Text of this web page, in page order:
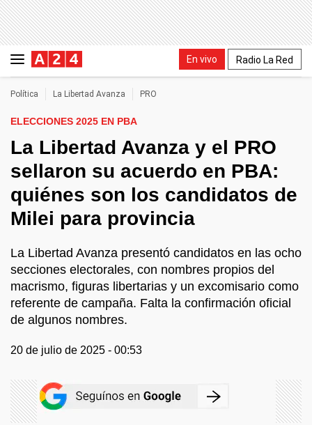
En vivo Radio La Red
Política La Libertad Avanza PRO
ELECCIONES 2025 EN PBA
La Libertad Avanza y el PRO
sellaron su acuerdo en PBA:
quiénes son los candidatos de
Milei para provincia
La Libertad Avanza presentó candidatos en las ocho
secciones electorales, con nombres propios del
macrismo, figuras libertarias y un excomisario como
referente de campaña. Falta la confirmación oficial
de algunos nombres.
20 de julio de 2025 - 00:53